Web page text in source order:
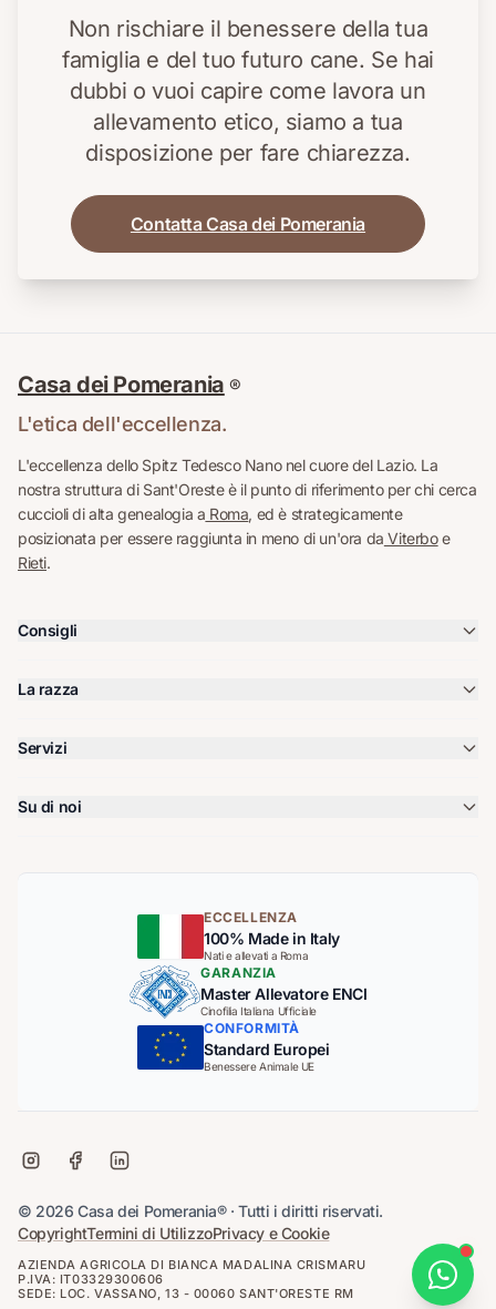
Non rischiare il benessere della tua
famiglia e del tuo futuro cane. Se hai
dubbi o vuoi capire come lavora un
allevamento etico, siamo a tua
disposizione per fare chiarezza.
Contatta Casa dei Pomerania
Casa dei Pomerania ®
L'etica dell'eccellenza.
L'eccellenza dello Spitz Tedesco Nano nel cuore del Lazio. La
nostra struttura di Sant'Oreste è il punto di riferimento per chi cerca
cuccioli di alta genealogia a Roma, ed è strategicamente
posizionata per essere raggiunta in meno di un'ora da Viterboe
Rieti.
Consigli
La razza
Servizi
Su di noi
ECCELLENZA
100% Made in Italy
Nati e allevati a Roma
GARANZIA
Master Allevatore ENCI
Cinofilia Italiana Ufficiale
CONFORMITÀ
Standard Europei
Benessere Animale UE
© 2026 Casa dei Pomerania® · Tutti i diritti riservati.
CopyrightTermini di UtilizzoPrivacy e Cookie
AZIENDA AGRICOLA DI BIANCA MADALINA CRISMARU
P.IVA: IT03329300606
SEDE: LOC. VASSANO, 13 - 00060 SANT'ORESTE RM